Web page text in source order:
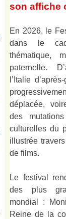
son affiche
En 2026, le
dans le
thématique,
paternelle.
l’Italie
déplacée,
des
culturelles du
illustrée
de films.
Le festival
des plus
mondial :
Reine de la